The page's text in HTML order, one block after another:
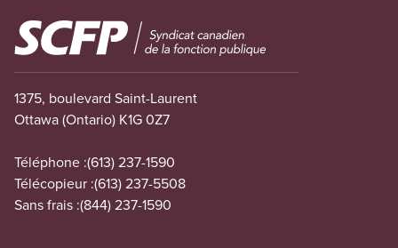
Image
1375, boulevard Saint-Laurent
Ottawa (Ontario) K1G 0Z7
Téléphone :(613) 237-1590
Télécopieur :(613) 237-5508
Sans frais :(844) 237-1590